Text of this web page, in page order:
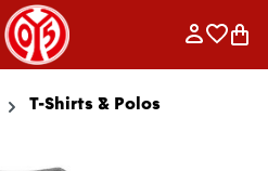
T-Shirts & Polos